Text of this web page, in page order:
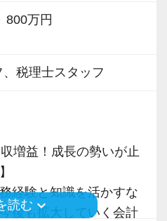
補助金のサポートなど
積極的に取り組む企業
労士診断認証制度」を
800万円
税理士スタッフ
増益！成長の勢いが止
経験と知識を活かすな
後も拡大していく会計
読む keyboard_arrow_down